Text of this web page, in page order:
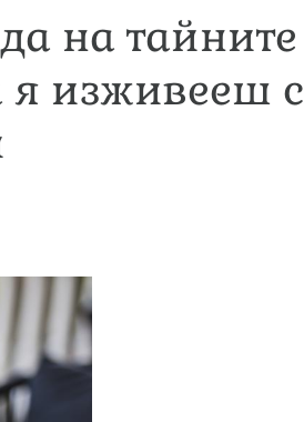
на тайните
я изживееш с